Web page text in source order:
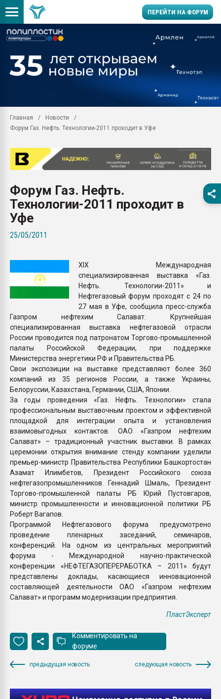
ПЕРЕЙТИ НА ФОРУМ
производство SPC
заводу пластмасс"
Подмосковье, Москва
28.07.2026
28.07.2026
ситуацией на
ПЕРЕЙТИ НА
Главная
Новости
Форум Газ. Нефть. Технологии-2011 проходит в Уфе
Форум Газ. Нефть.
Технологии-2011 проходит в
Уфе
25/05/2011
XIX Международная
специализированная выставка «Газ.
Нефть. Технологии-2011» и
Нефтегазовый форум проходят с 24 по
27 мая в Уфе, сообщила пресс-служба
Газпром нефтехим Салават. Крупнейшая
специализированная выставка нефтегазовой отрасли
России проводится под патронатом Торгово-промышленной
палаты Российской Федерации, при поддержке
Министерства энергетики РФ и Правительства РБ.
Свои экспозиции на выставке представляют более 360
компаний из 35 регионов России, а также Украины,
Белоруссии, Казахстана, Германии, США, Японии.
За годы проведения «Газ. Нефть. Технологии» стала
профессиональным выставочным проектом и эффективной
площадкой для интеграции опыта и установления
взаимовыгодных контактов. ОАО «Газпром нефтехим
Салават» – традиционный участник выставки. В рамках
церемонии открытия внимание стенду компании уделили
премьер-министр Правительства Республики Башкортостан
Азамат Илимбетов, Президент Российского союза
нефтегазопромышленников Геннадий Шмаль, Президент
Торгово-промышленной палаты РБ Юрий Пустовгаров,
министр промышленности и инновационной политики РБ
Роберт Вагапов.
Программой Нефтегазового форума предусмотрено
проведение пленарных заседаний, семинаров,
конференций. На одном из центральных мероприятий
форума - Международной научно-практической
конференции «НЕФТЕГАЗОПЕРЕРАБОТКА – 2011» будут
представлены доклады, касающиеся инновационной
составляющей деятельности ОАО «Газпром нефтехим
Салават» и программ модернизации предприятия.
ПластЭксперт
Комментировать на
форуме
предыдущая новость следующая новость